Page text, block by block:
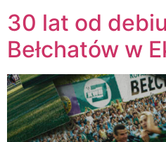
30 lat od
Bełchatów w